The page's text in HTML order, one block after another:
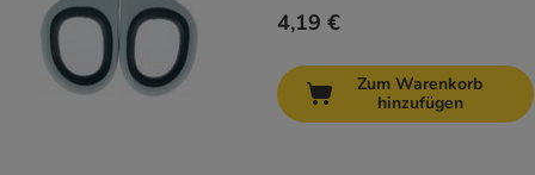
4,19 €
Zum Warenkorb
hinzufügen